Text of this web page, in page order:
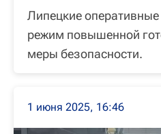
Липецкие
режим повышенной
меры безопасности.
1 июня 2025, 16:46